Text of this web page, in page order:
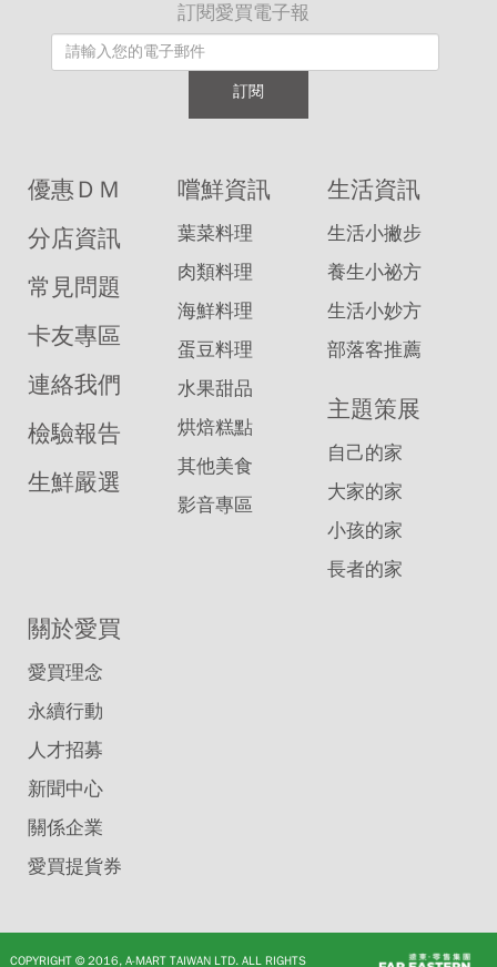
訂閱愛買電子報
訂閱
優惠ＤＭ
分店資訊
常見問題
卡友專區
連絡我們
檢驗報告
生鮮嚴選
嚐鮮資訊
葉菜料理
肉類料理
海鮮料理
蛋豆料理
水果甜品
烘焙糕點
其他美食
影音專區
生活資訊
生活小撇步
養生小祕方
生活小妙方
部落客推薦
主題策展
自己的家
大家的家
小孩的家
長者的家
關於愛買
愛買理念
永續行動
人才招募
新聞中心
關係企業
愛買提貨券
COPYRIGHT © 2016, A-MART TAIWAN LTD. ALL RIGHTS